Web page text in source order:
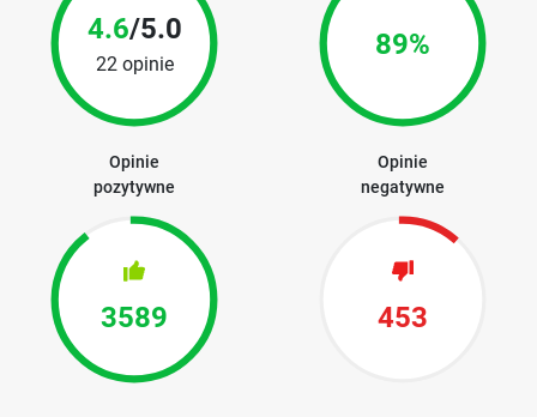
4.6/5.0
22 opinie
89%
Opinie
pozytywne
3589
Opinie
negatywne
453